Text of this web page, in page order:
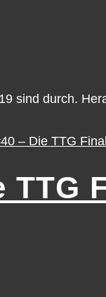
sind durch.
TTG